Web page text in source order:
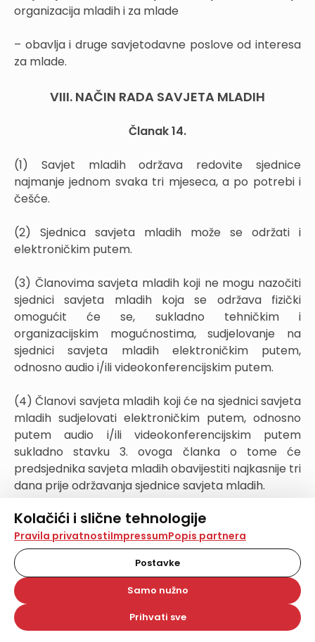
Kolačići i slične tehnologije
Na našoj web stranici koristimo kolačiće i slične
tehnologije za pohranu, čitanje i obradu informacija na
vašem uređaju. Time poboljšavamo korisničko iskustvo,
analiziramo promet na stranici te prikazujemo sadržaje i
oglase koji vas zanimaju. Korisnički profili mogu se kreirati
na više web stranica i uređaja u tu svrhu. Naši partneri
također koriste ove tehnologije.
Odabirom opcije „Samo nužno“ prihvaćate samo one
Pravila privatnostiImpressumPopis partnera
Postavke
Samo nužno
Prihvati sve
organizacija mladih i za mlade
– obavlja i druge savjetodavne poslove od interesa
za mlade.
VIII. NAČIN RADA SAVJETA MLADIH
Članak 14.
(1) Savjet mladih održava redovite sjednice
najmanje jednom svaka tri mjeseca, a po potrebi i
češće.
(2) Sjednica savjeta mladih može se održati i
elektroničkim putem.
(3) Članovima savjeta mladih koji ne mogu nazočiti
sjednici savjeta mladih koja se održava fizički
omogućit će se, sukladno tehničkim i
organizacijskim mogućnostima, sudjelovanje na
sjednici savjeta mladih elektroničkim putem,
odnosno audio i/ili videokonferencijskim putem.
(4) Članovi savjeta mladih koji će na sjednici savjeta
mladih sudjelovati elektroničkim putem, odnosno
putem audio i/ili videokonferencijskim putem
sukladno stavku 3. ovoga članka o tome će
predsjednika savjeta mladih obavijestiti najkasnije tri
dana prije održavanja sjednice savjeta mladih.
(5) Sjednice savjeta mladih saziva i njima predsjeda
predsjednik savjeta mladih.
(6) Predsjednik savjeta mladih dužan je sazvati
izvanrednu sjednicu savjeta mladih na prijedlog
najmanje 1/3 članova savjeta mladih.